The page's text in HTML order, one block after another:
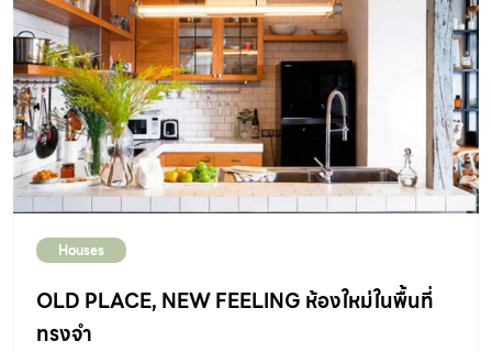
Houses
OLD PLACE, NEW FEELING ห้องใหม่ในพื้นที่
ทรงจำ